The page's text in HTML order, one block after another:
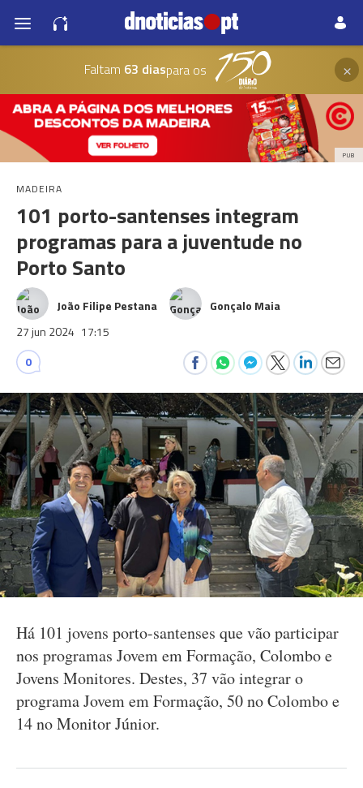
Faltam 63 diaspara os ×
PUB
MADEIRA
101 porto-santenses integram
programas para a juventude no
Porto Santo
João Filipe Pestana
Gonçalo Maia
27 jun 2024 17:15
0
Há 101 jovens porto-santenses que vão participar
nos programas Jovem em Formação, Colombo e
Jovens Monitores. Destes, 37 vão integrar o
programa Jovem em Formação, 50 no Colombo e
14 no Monitor Júnior.